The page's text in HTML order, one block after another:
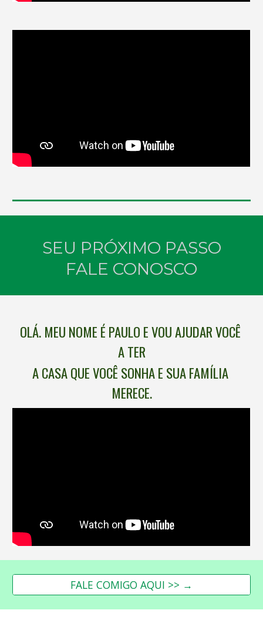
SEU PRÓXIMO PASSO
FALE CONOSCO
OLÁ. MEU NOME É PAULO E VOU AJUDAR VOCÊ
A TER
A CASA QUE VOCÊ SONHA E SUA FAMÍLIA
MERECE.
FALE COMIGO AQUI >> →